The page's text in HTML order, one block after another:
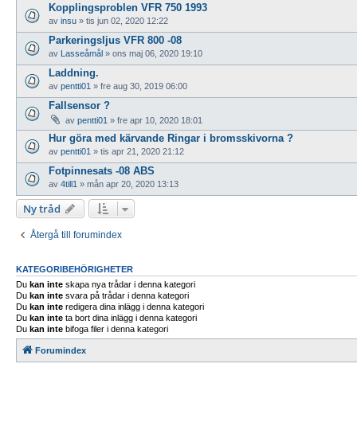
Kopplingsproblen VFR 750 1993
av insu » tis jun 02, 2020 12:22
Parkeringsljus VFR 800 -08
av Lasseåmål » ons maj 06, 2020 19:10
Laddning.
av pentti01 » fre aug 30, 2019 06:00
Fallsensor ?
av pentti01 » fre apr 10, 2020 18:01
Hur göra med kärvande Ringar i bromsskivorna ?
av pentti01 » tis apr 21, 2020 21:12
Fotpinnesats -08 ABS
av 4till1 » mån apr 20, 2020 13:13
Ny tråd
Återgå till forumindex
KATEGORIBEHÖRIGHETER
Du kan inte skapa nya trådar i denna kategori
Du kan inte svara på trådar i denna kategori
Du kan inte redigera dina inlägg i denna kategori
Du kan inte ta bort dina inlägg i denna kategori
Du kan inte bifoga filer i denna kategori
Forumindex